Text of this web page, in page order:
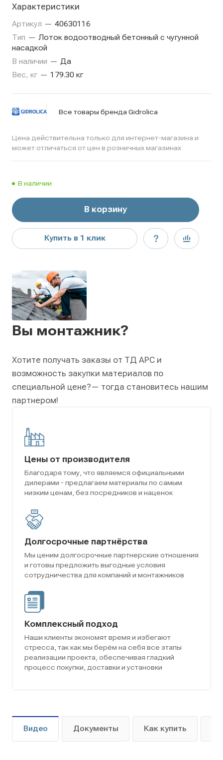
Характеристики
Артикул — 40630116
Тип — Лоток водоотводный бетонный с чугунной
насадкой
В наличии — Да
Вес, кг — 179.30 кг
Все товары бренда Gidrolica
Цена действительна только для интернет-магазина и
может отличаться от цен в розничных магазинах
В наличии
В корзину
Купить в 1 клик
Вы монтажник?
Хотите получать заказы от ТД АРС и
возможность закупки материалов по
специальной цене?— тогда становитесь нашим
партнером!
Цены от производителя
Благодаря тому, что являемся официальными
дилерами - предлагаем материалы по самым
низким ценам, без посредников и наценок
Долгосрочные партнёрства
Мы ценим долгосрочные партнерские отношения
и готовы предложить выгодные условия
сотрудничества для компаний и монтажников
Комплексный подход
Наши клиенты экономят время и избегают
стресса, так как мы берём на себя все этапы
реализации проекта, обеспечивая гладкий
процесс покупки, доставки и установки
Видео Документы Как купить